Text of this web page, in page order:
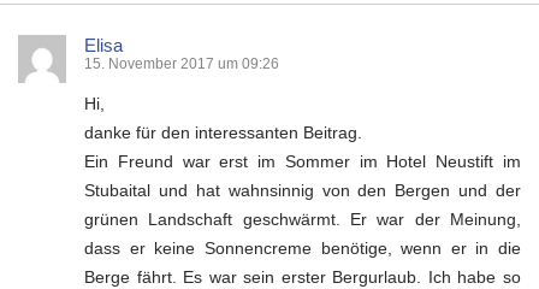
Elisa
15. November 2017 um 09:26
Hi,
danke für den interessanten Beitrag.
Ein Freund war erst im Sommer im Hotel Neustift im
Stubaital und hat wahnsinnig von den Bergen und der
grünen Landschaft geschwärmt. Er war der Meinung,
dass er keine Sonnencreme benötige, wenn er in die
Berge fährt. Es war sein erster Bergurlaub. Ich habe so